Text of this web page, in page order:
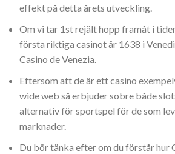
effekt på detta årets utveckling.
Om vi tar 1st rejält hopp framåt i
första riktiga casinot år 1638 i
Casino de Venezia.
Eftersom att de är ett casino
wide web så erbjuder sobre både
alternativ för sportspel för de som
marknader.
Du bör tänka efter om du förstår